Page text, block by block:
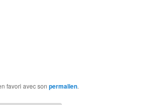
favori avec son permalien.